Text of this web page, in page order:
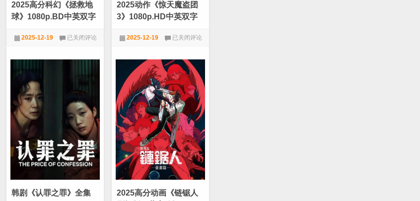
2025高分科幻《拯救地
球》1080p.BD中英双字
2025-12-19
高
科
球》
1080p.BD
中
英
字
已关闭评论
2025动作《惊天魔盗团
3》1080p.HD中英双字
2025-12-19
动
《惊
天
魔
盗
团
3》
1080p.HD
中
英
双
字
已关闭评论
韩剧《认罪之罪》全集
2025高分动画《链锯人